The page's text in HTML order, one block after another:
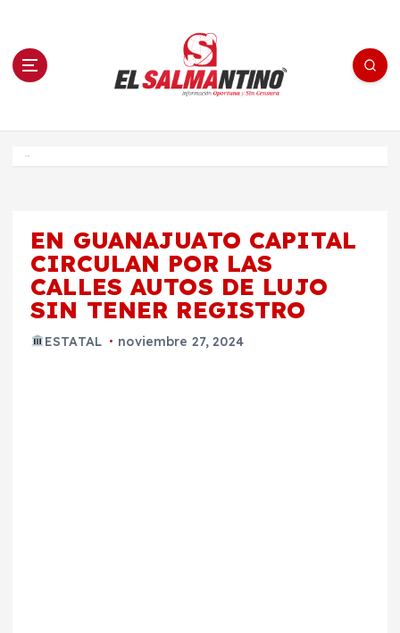
n El Salmantino - medios/noticias/editorial
EN GUANAJUATO CAPITAL
CIRCULAN POR LAS
CALLES AUTOS DE LUJO
SIN TENER REGISTRO
ESTATAL noviembre 27, 2024